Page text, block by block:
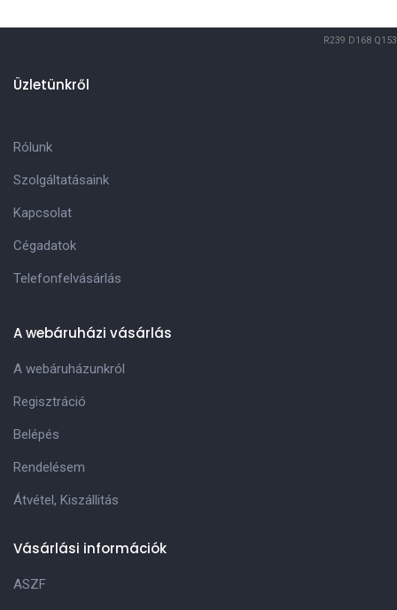
R239 D168 Q153
Üzletünkről
Rólunk
Szolgáltatásaink
Kapcsolat
Cégadatok
Telefonfelvásárlás
A webáruházi vásárlás
A webáruházunkról
Regisztráció
Belépés
Rendelésem
Átvétel, Kiszállitás
Vásárlási információk
ASZF